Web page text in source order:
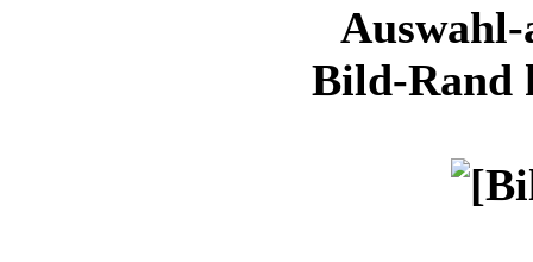
Auswahl-
Bild-Rand